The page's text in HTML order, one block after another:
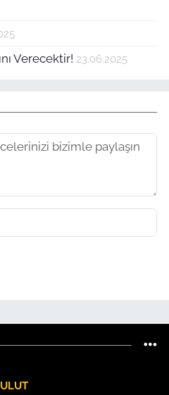
Verecektir! 23.06.2025